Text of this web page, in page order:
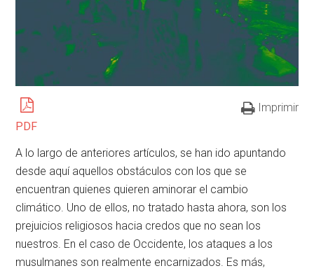
PDF
Imprimir
A lo largo de anteriores artículos, se han ido apuntando
desde aquí aquellos obstáculos con los que se
encuentran quienes quieren aminorar el cambio
climático. Uno de ellos, no tratado hasta ahora, son los
prejuicios religiosos hacia credos que no sean los
nuestros. En el caso de Occidente, los ataques a los
musulmanes son realmente encarnizados. Es más,